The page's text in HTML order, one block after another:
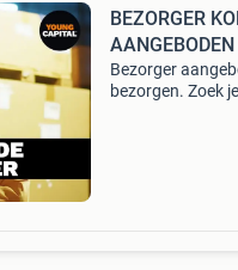
BEZORGER
AANGEBODEN
Bezorger
bezorgen. Zoek